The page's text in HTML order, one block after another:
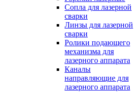
Сопла для лазерной
сварки
Линзы для лазерной
сварки
Ролики подающего
механизма для
лазерного аппарата
Каналы
направляющие для
лазерного аппарата